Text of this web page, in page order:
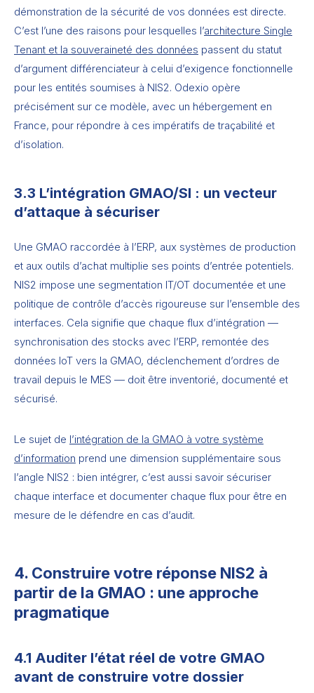
démonstration de la sécurité de vos données est directe.
C’est l’une des raisons pour lesquelles l’architecture Single
Tenant et la souveraineté des données passent du statut
d’argument différenciateur à celui d’exigence fonctionnelle
pour les entités soumises à NIS2. Odexio opère
précisément sur ce modèle, avec un hébergement en
France, pour répondre à ces impératifs de traçabilité et
d’isolation.
3.3 L’intégration GMAO/SI : un vecteur
d’attaque à sécuriser
Une GMAO raccordée à l’ERP, aux systèmes de production
et aux outils d’achat multiplie ses points d’entrée potentiels.
NIS2 impose une segmentation IT/OT documentée et une
politique de contrôle d’accès rigoureuse sur l’ensemble des
interfaces. Cela signifie que chaque flux d’intégration —
synchronisation des stocks avec l’ERP, remontée des
données IoT vers la GMAO, déclenchement d’ordres de
travail depuis le MES — doit être inventorié, documenté et
sécurisé.
Le sujet de l’intégration de la GMAO à votre système
d’information prend une dimension supplémentaire sous
l’angle NIS2 : bien intégrer, c’est aussi savoir sécuriser
chaque interface et documenter chaque flux pour être en
mesure de le défendre en cas d’audit.
4. Construire votre réponse NIS2 à
partir de la GMAO : une approche
pragmatique
4.1 Auditer l’état réel de votre GMAO
avant de construire votre dossier